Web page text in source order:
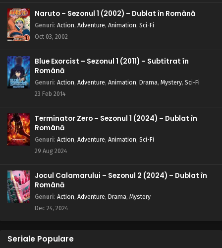
Naruto – Sezonul 1 (2002) – Dublat în Română
Genuri: Action, Adventure, Animation, Sci-Fi
Oct 03, 2002
Blue Exorcist – Sezonul 1 (2011) – Subtitrat în
Română
Genuri: Action, Adventure, Animation, Drama, Mystery, Sci-Fi
23 Feb 2014
Terminator Zero – Sezonul 1 (2024) – Dublat în
Română
Genuri: Action, Adventure, Animation, Sci-Fi
29 Aug 2024
Jocul Calamarului – Sezonul 2 (2024) – Dublat în
Română
Genuri: Action, Adventure, Drama, Mystery
Dec 24, 2024
Seriale Populare